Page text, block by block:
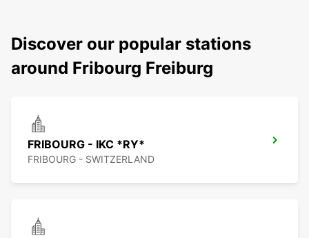
Discover our popular stations
around Fribourg Freiburg
FRIBOURG - IKC *RY*
FRIBOURG - SWITZERLAND